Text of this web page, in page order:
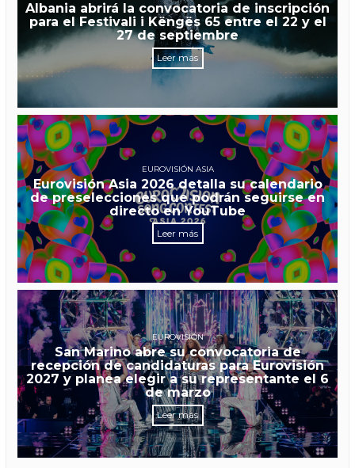
Albania abrirá la convocatoria de inscripción
para el Festivali i Këngës 65 entre el 22 y el
27 de septiembre
Leer más
EUROVISIÓN ASIA
Eurovisión Asia 2026 detalla su calendario
de preselecciones que podrán seguirse en
directo en YouTube
Leer más
EUROVISIÓN
San Marino abre su convocatoria de
recepción de candidaturas para Eurovisión
2027 y planea elegir a su representante el 6
de marzo
Leer más